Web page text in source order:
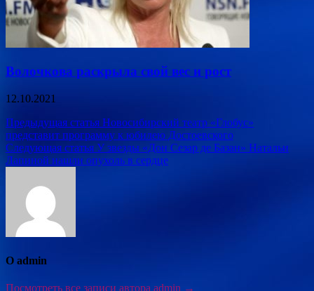
Волочкова раскрыла свой вес и рост
12.10.2021
Навигация
по
записям
Предыдущая статья Новосибирский театр «Глобус»
представит программу к юбилею Достоевского
Следующая статья У звезды «Дон Сезар де Базан» Натальи
Лапиной нашли опухоль в сердце
О admin
Посмотреть все записи автора admin →